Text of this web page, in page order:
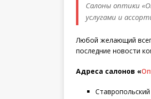
Салоны оптики
услугами и
Любой желающий
последние новости
Адреса салонов «